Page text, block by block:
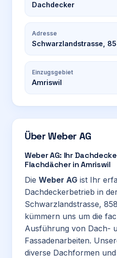
Dachdecker
Adresse
Schwarzlandstrasse,
Einzugsgebiet
Amriswil
ÜberWeber AG
Weber AG: Ihr
Flachdächer in Amriswil
Die Weber AG ist Ihr
Dachdeckerbetrieb in
Schwarzlandstrasse,
kümmern uns um die
Ausführung von Dach-
Fassadenarbeiten.
diverse Dachformen